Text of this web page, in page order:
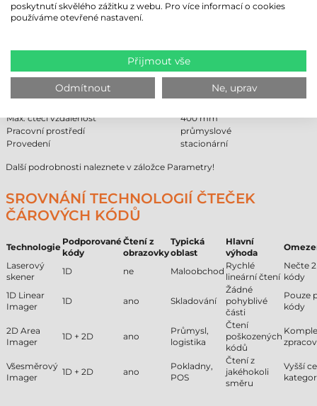
ČTEČKA ČÁROVÝCH KÓDŮ DATALOGIC
MATRIX 220 - TECHNICKÉ PARAMETRY
Matrix 220
Technologie čtení
2D Area Imager
Komunikace
kabelová
Max. čtecí vzdálenost
400 mm
Pracovní prostředí
průmyslové
Provedení
stacionární
Další podrobnosti naleznete v záložce Parametry!
SROVNÁNÍ TECHNOLOGIÍ ČTEČEK
ČÁROVÝCH KÓDŮ
Technologie
Podporované
kódy
Čtení z
obrazovky
Typická
oblast
Hlavní
výhoda
Laserový
skener
1D ne Maloobchod
Rychlé
lineární čtení
Nečte
kódy
1D Linear
Imager
1D ano Skladování
Žádné
pohyblivé
části
Pouze
kódy
2D Area
Imager
1D + 2D ano
Průmysl,
logistika
Čtení
poškozených
kódů
Všesměrový
Imager
1D + 2D ano
Pokladny,
POS
Čtení z
jakéhokoli
směru
Vyšší
poskytnutí skvělého zážitku z webu. Pro více informací o cookies
používáme otevřené nastavení.
Přijmout vše
Odmítnout Ne, uprav